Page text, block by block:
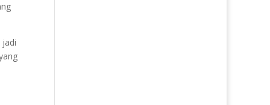
jadi